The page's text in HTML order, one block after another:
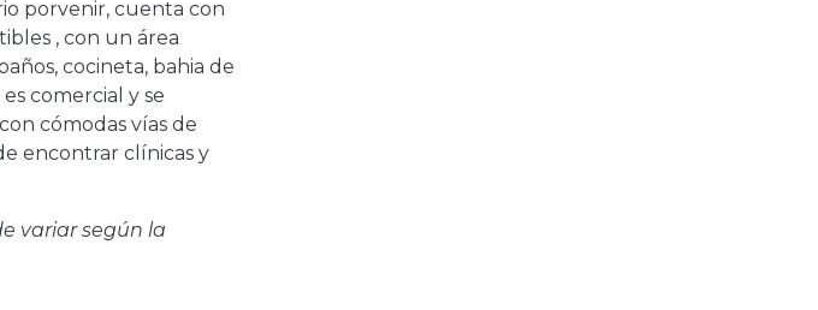
porvenir, cuenta con
, con un área
cocineta, bahia de
comercial y se
cómodas vías de
encontrar clínicas y
variar según la